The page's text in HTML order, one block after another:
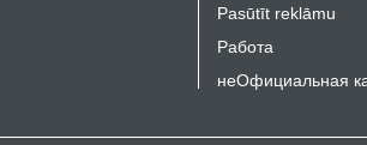
Pasūtīt reklāmu
Работа
неОфициальная